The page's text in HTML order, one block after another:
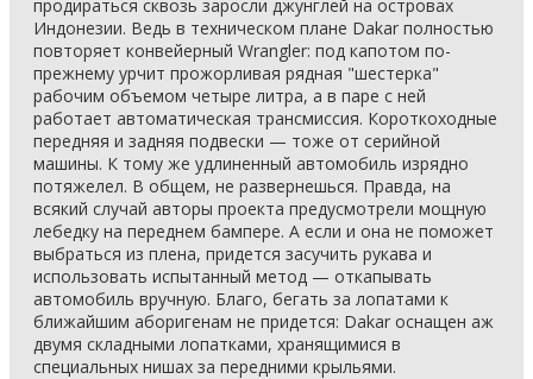
продираться сквозь заросли джунглей на островах
Индонезии. Ведь в техническом плане Dakar полностью
повторяет конвейерный Wrangler: под капотом по-
прежнему урчит прожорливая рядная "шестерка"
рабочим объемом четыре литра, а в паре с ней
работает автоматическая трансмиссия. Короткоходные
передняя и задняя подвески — тоже от серийной
машины. К тому же удлиненный автомобиль изрядно
потяжелел. В общем, не развернешься. Правда, на
всякий случай авторы проекта предусмотрели мощную
лебедку на переднем бампере. А если и она не поможет
выбраться из плена, придется засучить рукава и
использовать испытанный метод — откапывать
автомобиль вручную. Благо, бегать за лопатами к
ближайшим аборигенам не придется: Dakar оснащен аж
двумя складными лопатками, хранящимися в
специальных нишах за передними крыльями.